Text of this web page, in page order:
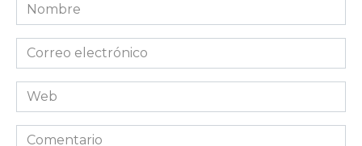
Nombre
Correo
electrónico
Web
Comentario